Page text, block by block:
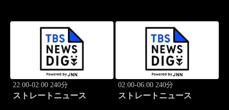
22:00-02:00 240分
ストレートニュース
02:00-06:00 240分
ストレートニュース